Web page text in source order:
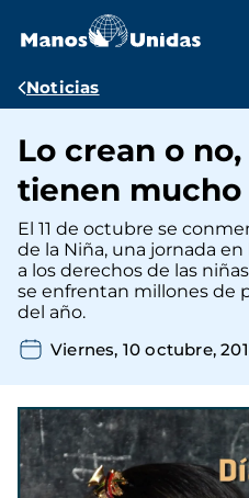
contenido
Ruta
navegación
Noticias
Lo crean o
tienen
El 11 de octubre se
de la Niña, una jornada
a los derechos de las
se enfrentan millones de
del año.
Viernes, 10 octubre,